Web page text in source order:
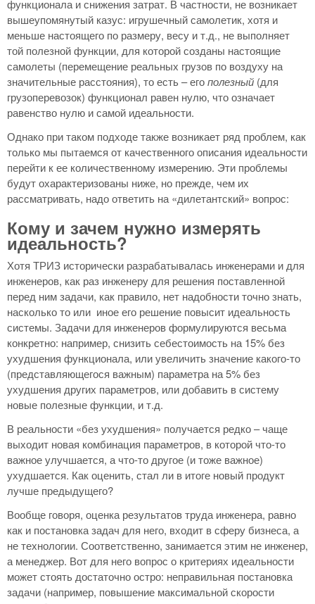
функционала и снижения затрат. В частности, не возникает
вышеупомянутый казус: игрушечный самолетик, хотя и
меньше настоящего по размеру, весу и т.д., не выполняет
той полезной функции, для которой созданы настоящие
самолеты (перемещение реальных грузов по воздуху на
значительные расстояния), то есть – егополезный (для
грузоперевозок) функционал равен нулю, что означает
равенство нулю и самой идеальности.
Однако при таком подходе также возникает ряд проблем, как
только мы пытаемся от качественного описания идеальности
перейти к ее количественному измерению. Эти проблемы
будут охарактеризованы ниже, но прежде, чем их
рассматривать, надо ответить на «дилетантский» вопрос:
Кому и зачем нужно измерять
идеальность?
Хотя ТРИЗ исторически разрабатывалась инженерами и для
инженеров, как раз инженеру для решения поставленной
перед ним задачи, как правило, нет надобности точно знать,
насколько то или иное его решение повысит идеальность
системы. Задачи для инженеров формулируются весьма
конкретно: например, снизить себестоимость на 15% без
ухудшения функционала, или увеличить значение какого-то
(представляющегося важным) параметра на 5% без
ухудшения других параметров, или добавить в систему
новые полезные функции, и т.д.
В реальности «без ухудшения» получается редко – чаще
выходит новая комбинация параметров, в которой что-то
важное улучшается, а что-то другое (и тоже важное)
ухудшается. Как оценить, стал ли в итоге новый продукт
лучше предыдущего?
Вообще говоря, оценка результатов труда инженера, равно
как и постановка задач для него, входит в сферу бизнеса, а
не технологии. Соответственно, занимается этим не инженер,
а менеджер. Вот для него вопрос о критериях идеальности
может стоять достаточно остро: неправильная постановка
задачи (например, повышение максимальной скорости